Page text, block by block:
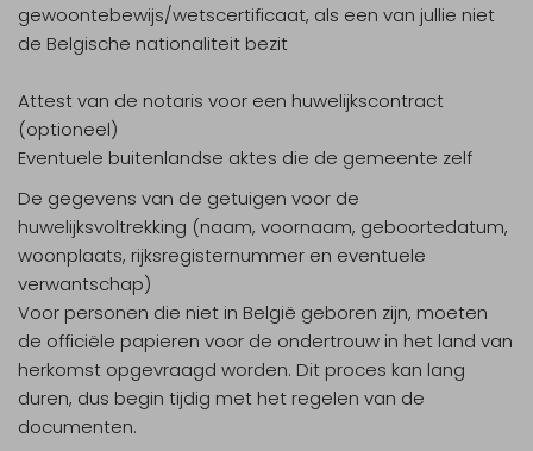
gewoontebewijs/wetscertificaat, als een van jullie niet
de Belgische nationaliteit bezit
Attest van de notaris voor een huwelijkscontract
(optioneel)
Eventuele buitenlandse aktes die de gemeente zelf
De gegevens van de getuigen voor de
huwelijksvoltrekking (naam, voornaam, geboortedatum,
woonplaats, rijksregisternummer en eventuele
verwantschap)
Voor personen die niet in België geboren zijn, moeten
de officiële papieren voor de ondertrouw in het land van
herkomst opgevraagd worden. Dit proces kan lang
duren, dus begin tijdig met het regelen van de
documenten.